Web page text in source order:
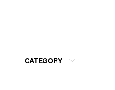
CATEGORY